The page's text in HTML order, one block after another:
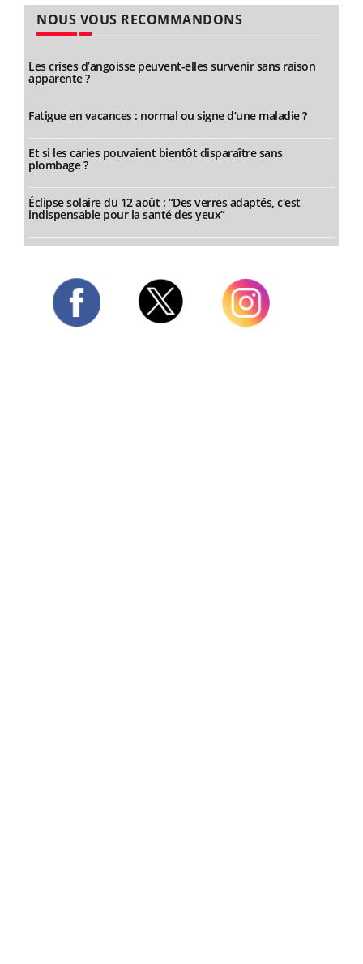
NOUS VOUS RECOMMANDONS
Les crises d’angoisse peuvent-elles survenir sans raison
apparente ?
Fatigue en vacances : normal ou signe d’une maladie ?
Et si les caries pouvaient bientôt disparaître sans
plombage ?
Éclipse solaire du 12 août : “Des verres adaptés, c'est
indispensable pour la santé des yeux”